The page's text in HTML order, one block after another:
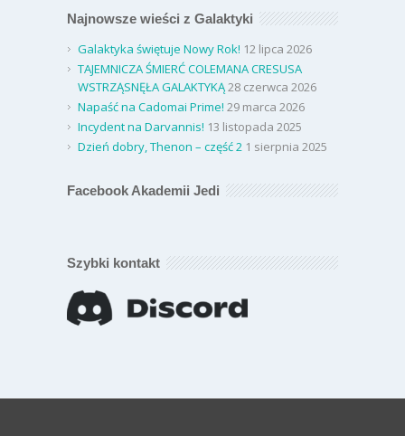
Najnowsze wieści z Galaktyki
Galaktyka świętuje Nowy Rok! 12 lipca 2026
TAJEMNICZA ŚMIERĆ COLEMANA CRESUSA
WSTRZĄSNĘŁA GALAKTYKĄ28 czerwca 2026
Napaść na Cadomai Prime! 29 marca 2026
Incydent na Darvannis! 13 listopada 2025
Dzień dobry, Thenon – część 2 1 sierpnia 2025
Facebook Akademii Jedi
Szybki kontakt